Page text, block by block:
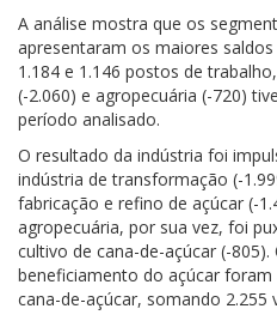
A análise mostra que os
apresentaram os maiores
1.184 e 1.146 postos de
(-2.060) e agropecuária (-720)
período analisado.
O resultado da indústria foi
indústria de transformação (-
fabricação e refino de açúcar (-
agropecuária, por sua vez, foi
cultivo de cana-de-açúcar (-
beneficiamento do açúcar
cana-de-açúcar, somando 2.255